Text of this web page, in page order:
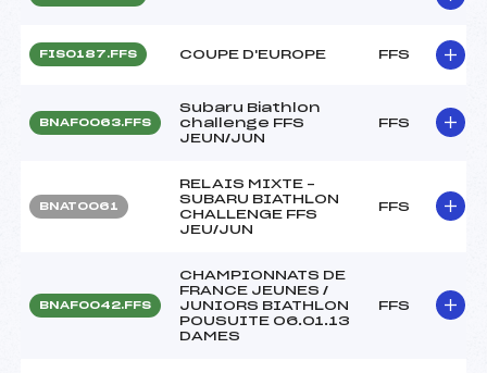
FIS0187.FFS COUPE D'EUROPE FFS
BNAF0063.FFS
Subaru Biathlon
challenge FFS
JEUN/JUN
FFS
BNAT0061
RELAIS MIXTE –
SUBARU BIATHLON
CHALLENGE FFS
JEU/JUN
FFS
BNAF0042.FFS
CHAMPIONNATS DE
FRANCE JEUNES /
JUNIORS BIATHLON
POUSUITE 06.01.13
DAMES
FFS